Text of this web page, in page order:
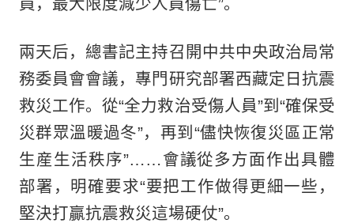
兩天后，總書記主持召開中共中央政治局常
務委員會會議，專門研究部署西藏定日抗震
救災工作。從“全力救治受傷人員”到“確保受
災群眾溫暖過冬”，再到“儘快恢復災區正常
生産生活秩序”……會議從多方面作出具體
部署，明確要求“要把工作做得更細一些，
堅決打贏抗震救災這場硬仗”。